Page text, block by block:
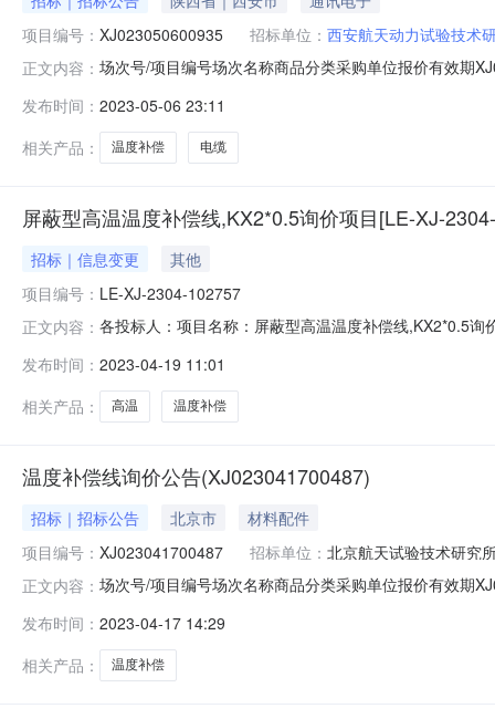
项目编号： XJ023050600935 招标单位： 西安航天动力试验技术
正文内容： 场次号/项目编号场次名称商品分类采购单位报价有效期
发布时间： 2023-05-06 23:11
相关产品：
温度补偿 电缆
屏蔽型高温温度补偿线,KX2*0.5询价项目[LE-XJ-
招标｜信息变更
其他
项目编号： LE-XJ-2304-102757
正文内容： 各投标人：项目名称：屏蔽型高温温度补偿线,KX2*0.5
发布时间： 2023-04-19 11:01
相关产品：
高温 温度补偿
温度补偿线询价公告(XJ023041700487)
招标｜招标公告 北京市
材料配件
项目编号： XJ023041700487 招标单位： 北京航天试验技术研究
正文内容： 场次号/项目编号场次名称商品分类采购单位报价有效期
发布时间： 2023-04-17 14:29
相关产品：
温度补偿